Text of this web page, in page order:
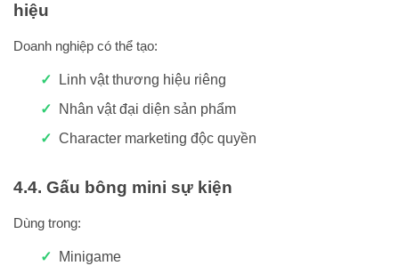
hiệu
Doanh nghiệp có thể tạo:
Linh vật thương hiệu riêng
Nhân vật đại diện sản phẩm
Character marketing độc quyền
4.4. Gấu bông mini sự kiện
Dùng trong:
Minigame